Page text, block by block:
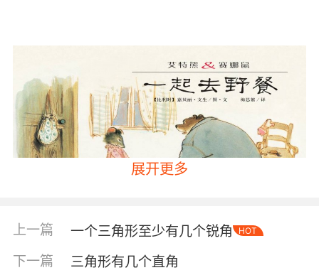
展开更多
上一篇 一个三角形至少有几个锐角 HOT
下一篇 三角形有几个直角